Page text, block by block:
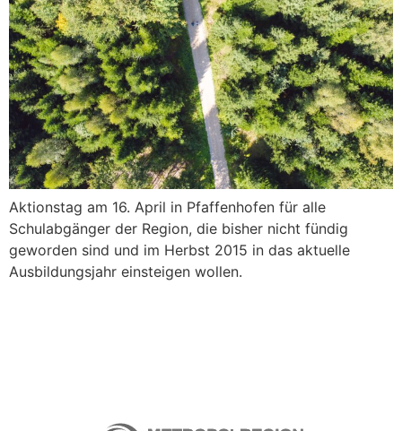
Aktionstag am 16. April in Pfaffenhofen für alle
Schulabgänger der Region, die bisher nicht fündig
geworden sind und im Herbst 2015 in das aktuelle
Ausbildungsjahr einsteigen wollen.